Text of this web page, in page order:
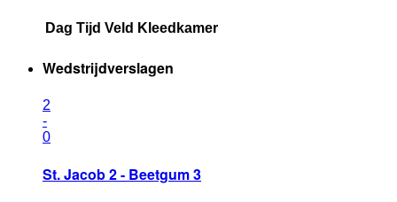
Dag Tijd Veld Kleedkamer
Wedstrijdverslagen
2
-
0
St. Jacob 2 - Beetgum 3